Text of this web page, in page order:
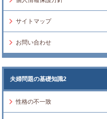
サイトマップ
お問い合わせ
夫婦問題の基礎知識2
性格の不一致